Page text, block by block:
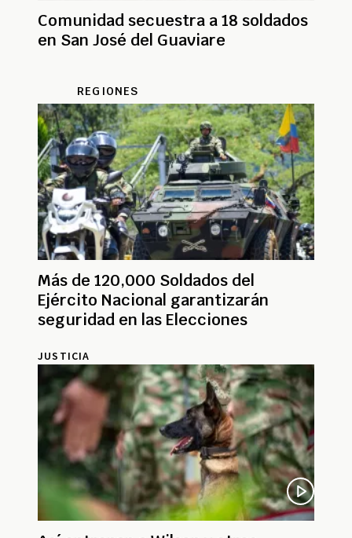
Comunidad secuestra a 18 soldados
en San José del Guaviare
REGIONES
Más de 120,000 Soldados del
Ejército Nacional garantizarán
seguridad en las Elecciones
JUSTICIA